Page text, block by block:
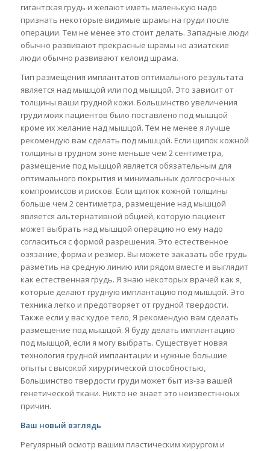
гигантская грудь и желают иметь маленькую надо
признать некоторые видимые шрамы на груди после
операции. Тем не менее это стоит делать. Западные люди
обычно развивают прекрасные шрамы но азиатские
люди обычно развивают келоид шрама.
Тип размещения имплантатов оптимального результата
является над мышцой или под мышцой. Это зависит от
толщины ваши грудной кожи. Большинство увеличения
груди моих пациентов было поставлено под мышцой
кроме их желание над мышцой. Тем не менее я лучше
рекомендую вам сделать под мышцой. Если щипок кожной
толщины в грудном зоне меньше чем 2 сентиметра,
размещение под мышцой является обязательным для
оптимального покрытия и минимальных долгосрочных
компромиссов и рисков. Если щипок кожной толщины
больше чем 2 сентиметра, размещение над мышцой
является альтернативной обцией, которую пациент
может выбрать над мышцой операцию но ему надо
согласиться с формой разрешения. Это естественное
озязание, форма и резмер. Вы можете заказать обе грудь
разметиь на средную линию или рядом вместе и выглядит
как естественная грудь. Я знаю некоторых врачей как я,
которые делают грудную имплантацию под мышцой. Это
техника легко и предотворяет от грудной твердости.
Также если у вас худое тело, Я рекомендую вам сделать
размещение под мышцой. Я буду делать имплантацию
под мышцой, если я могу выбрать. Существует новая
технология грудной имплантации и нужные большие
опыты с высокой хирургической способностью,
Большинство твердости груди может быт из-за вашей
генетической ткани. Никто не знает это неизвестнноых
причин.
Ваш новый взглядь
Регулярный осмотр вашим пластическим хирургом и